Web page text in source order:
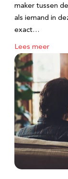
maker tussen
als iemand in
exact…
Lees meer